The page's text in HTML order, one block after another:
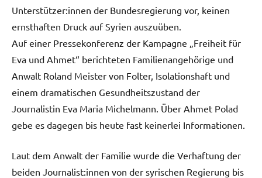
Unterstützer:innen der Bundesregierung vor, keinen
ernsthaften Druck auf Syrien auszuüben.
Auf einer Pressekonferenz der Kampagne „Freiheit für
Eva und Ahmet“ berichteten Familienangehörige und
Anwalt Roland Meister von Folter, Isolationshaft und
einem dramatischen Gesundheitszustand der
Journalistin Eva Maria Michelmann. Über Ahmet Polad
gebe es dagegen bis heute fast keinerlei Informationen.
Laut dem Anwalt der Familie wurde die Verhaftung der
beiden Journalist:innen von der syrischen Regierung bis